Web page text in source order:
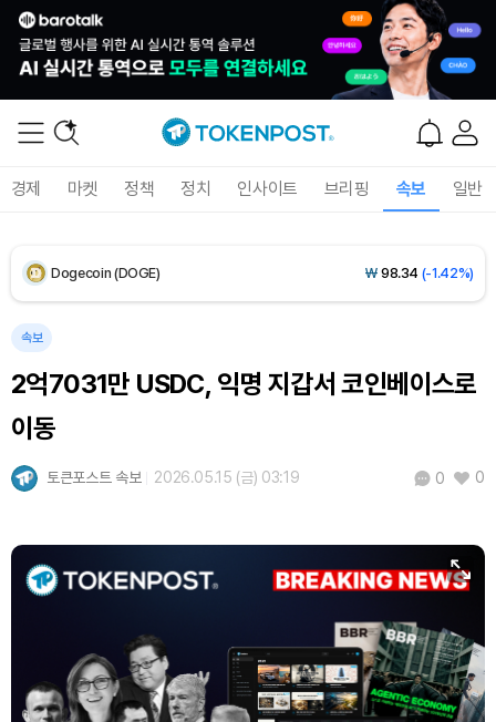
경제 마켓 정책 정치 인사이트 브리핑 속보 일반
XRP (XRP) ₩1,451(-3.12%)
Dogecoin (DOGE) ₩ 98.34 (-1.42%)
속보
2억7031만 USDC, 익명 지갑서 코인베이스로
이동
토큰포스트 속보 2026.05.15 (금) 03:19 0 0